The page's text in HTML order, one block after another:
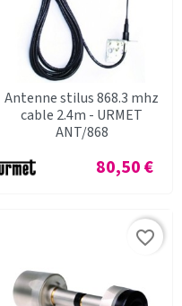
Antenne stilus 868.3 mhz
cable 2.4m - URMET
ANT/868
Prix
80,50 €
favorite_border